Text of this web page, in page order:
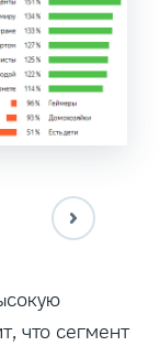
что сегмент